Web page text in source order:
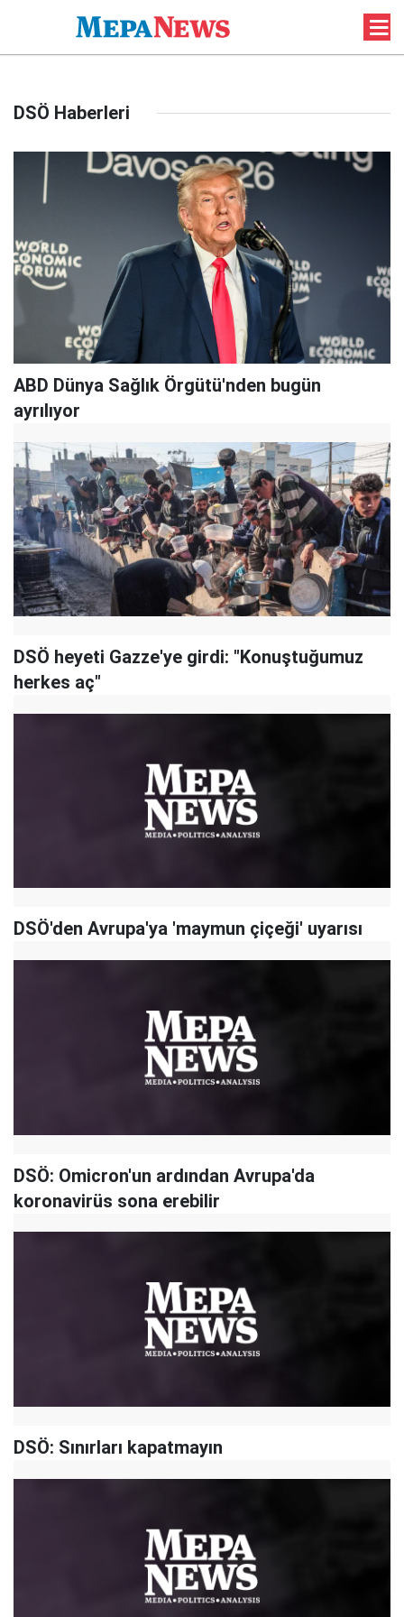
DSÖ Haberleri
ABD Dünya Sağlık Örgütü'nden bugün
ayrılıyor
DSÖ heyeti Gazze'ye girdi: "Konuştuğumuz
herkes aç"
DSÖ'den Avrupa'ya 'maymun çiçeği' uyarısı
DSÖ: Omicron'un ardından Avrupa'da
koronavirüs sona erebilir
DSÖ: Sınırları kapatmayın